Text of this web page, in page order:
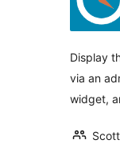
Display
via an
widget,